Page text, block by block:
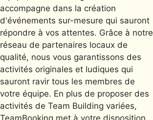
accompagne dans la création
d'événements sur-mesure qui sauront
répondre à vos attentes. Grâce à notre
réseau de partenaires locaux de
qualité, nous vous garantissons des
activités originales et ludiques qui
sauront ravir tous les membres de
votre équipe. En plus de proposer des
activités de Team Building variées,